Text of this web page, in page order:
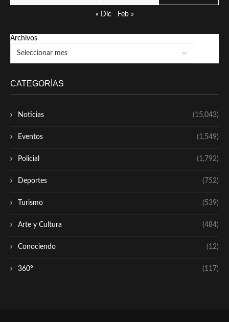
« Dic Feb »
Archivos
CATEGORÍAS
Noticias (15,043)
Eventos (1,549)
Policial (1,792)
Deportes (752)
Turismo (539)
Arte y Cultura (484)
Conociendo (12)
360º (117)